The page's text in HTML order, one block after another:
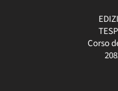
Corso